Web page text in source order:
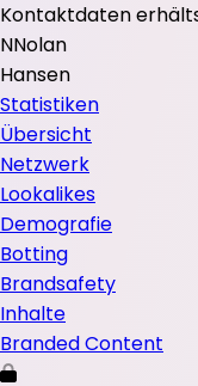
Kontaktdaten
NNolan
Hansen
Statistiken
Übersicht
Netzwerk
Lookalikes
Demografie
Botting
Brandsafety
Inhalte
Branded Content